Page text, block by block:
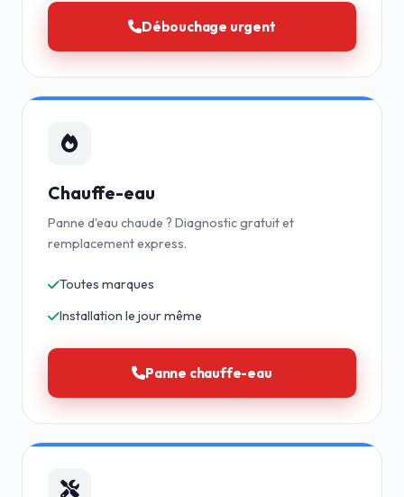
Débouchage urgent
Chauffe-eau
Panne d'eau chaude ? Diagnostic gratuit et
remplacement express.
Toutes marques
Installation le jour même
Panne chauffe-eau